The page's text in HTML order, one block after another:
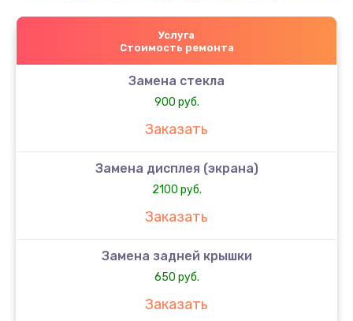
Услуга
Стоимость ремонта
Замена стекла
900 руб.
Заказать
Замена дисплея (экрана)
2100 руб.
Заказать
Замена задней крышки
650 руб.
Заказать